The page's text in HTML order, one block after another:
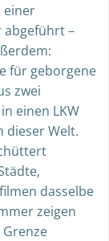
einer
–
für geborgene
zwei
einen LKW
dieser Welt.
dasselbe
zeigen